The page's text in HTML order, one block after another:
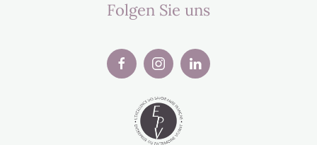
Folgen Sie uns